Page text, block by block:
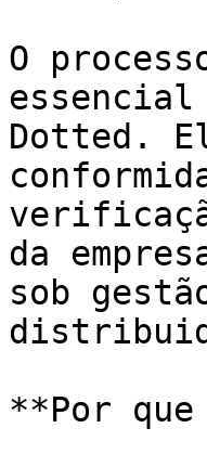
O
Dotted.
da
sob
**Por